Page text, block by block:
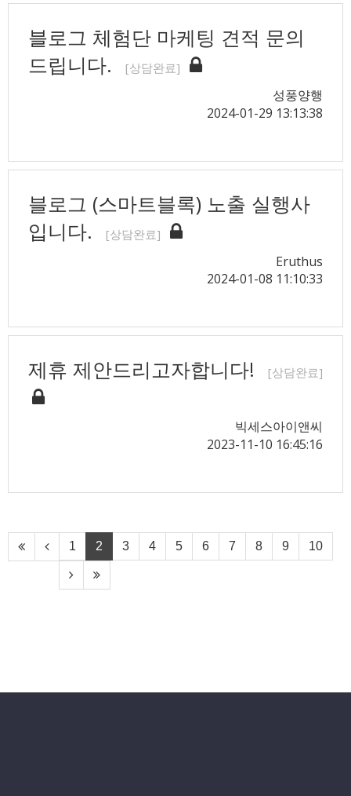
블로그 체험단 마케팅 견적 문의
드립니다.
[상담완료]
성풍양행
2024-01-29 13:13:38
블로그 (스마트블록) 노출 실행사
입니다.
[상담완료]
Eruthus
2024-01-08 11:10:33
제휴 제안드리고자합니다! [상담완료]
빅세스아이앤씨
2023-11-10 16:45:16
1 2 3 4 5 6 7 8 9 10